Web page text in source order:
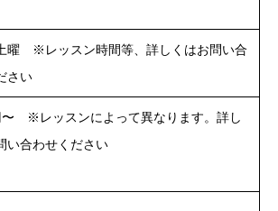
曜 ※レッスン時間等、詳しくはお問い合
さい
〜 ※レッスンによって異なります。詳し
い合わせください